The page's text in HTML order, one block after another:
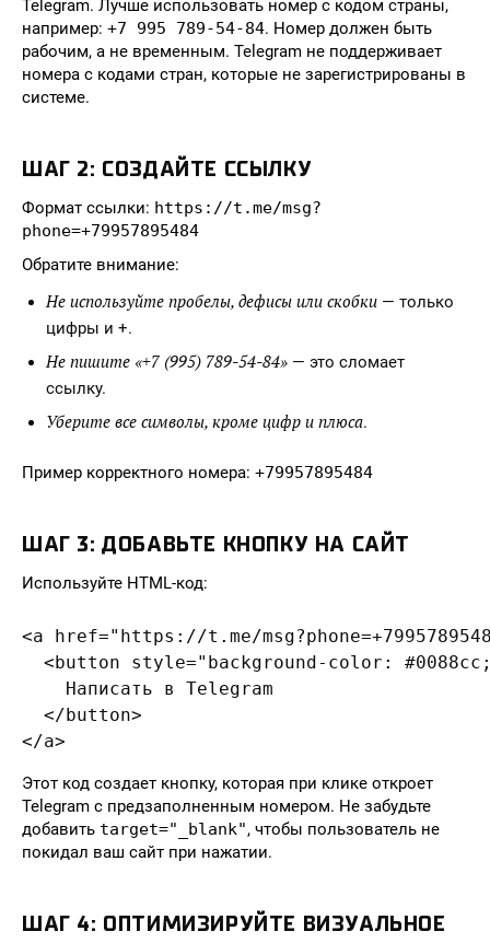
Telegram. Лучше использовать номер с кодом страны,
например: +7 995 789-54-84. Номер должен быть
рабочим, а не временным. Telegram не поддерживает
номера с кодами стран, которые не зарегистрированы в
системе.
ШАГ 2: СОЗДАЙТЕ ССЫЛКУ
Формат ссылки: https://t.me/msg?
phone=+79957895484
Обратите внимание:
Не используйте пробелы, дефисы или скобки — только
цифры и +.
Не пишите «+7 (995) 789-54-84» — это сломает
ссылку.
Уберите все символы, кроме цифр и плюса.
Пример корректного номера: +79957895484
ШАГ 3: ДОБАВЬТЕ КНОПКУ НА САЙТ
Используйте HTML-код:
<a href="https://t.me/
<button style="background-color:
    Написать в Telegram
  </button>
</a>
Этот код создает кнопку, которая при клике откроет
Telegram с предзаполненным номером. Не забудьте
добавить target="_blank", чтобы пользователь не
покидал ваш сайт при нажатии.
ШАГ 4: ОПТИМИЗИРУЙТЕ ВИЗУАЛЬНОЕ